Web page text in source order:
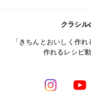
クラシル
「きちんとおいしく作
作れるレシピ